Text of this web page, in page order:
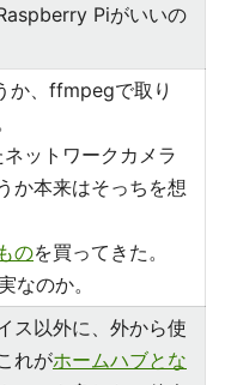
Piがいいの
か、ffmpegで取り
ットワークカメラ
か本来はそっちを想
のを買ってきた。
なのか。
ス以外に、外から使
れがホームハブとな